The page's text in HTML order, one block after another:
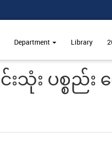
Department Library
သုံး ပစ္စည်